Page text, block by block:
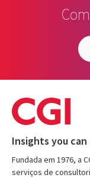
Insights you
Fundada em 1976, a
serviços de